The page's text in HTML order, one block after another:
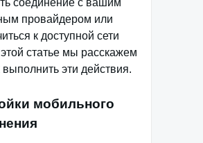
соединение с вашим
провайдером или
к доступной сети
статье мы расскажем
выполнить эти действия.
мобильного